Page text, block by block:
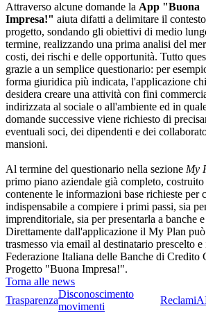
Attraverso alcune domande la App "Buona
Impresa!" aiuta difatti a delimitare il
progetto, sondando gli obiettivi di medio
termine, realizzando una prima analisi del
costi, dei rischi e delle opportunità. Tutto
grazie a un semplice questionario: per
forma giuridica più indicata, l'applicazione
desidera creare una attività con fini
indirizzata al sociale o all'ambiente ed in
domande successive viene richiesto di
eventuali soci, dei dipendenti e dei
mansioni.
Al termine del questionario nella sezione My
primo piano aziendale già completo,
contenente le informazioni base richieste per
indispensabile a compiere i primi passi, sia
imprenditoriale, sia per presentarla a banche
Direttamente dall'applicazione il My Plan
trasmesso via email al destinatario prescelto
Federazione Italiana delle Banche di Credito
Progetto "Buona Impresa!".
Torna alle news
Trasparenza
Disconoscimento
movimenti
Reclami